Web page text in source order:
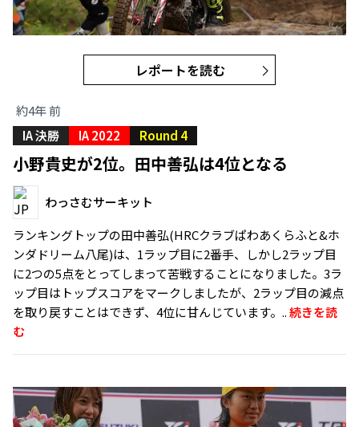
レポートを読む
約4年 前
IA 決勝
IA 2022 Round 4
小野貴史が2位。田中善弘は4位となる
わっさむサーキット
ランキングトップの田中善弘(HRCクラブぱわあくらふと&ホ
ンダドリーム八尾)は、1ラップ目に2番手、しかし2ラップ目
に2つの5点をとってしまって苦戦することになりました。3ラ
ップ目はトップスコアをマークしましたが、2ラップ目の減点
を取り戻すことはできず、4位に甘んじています。..続きを読
む